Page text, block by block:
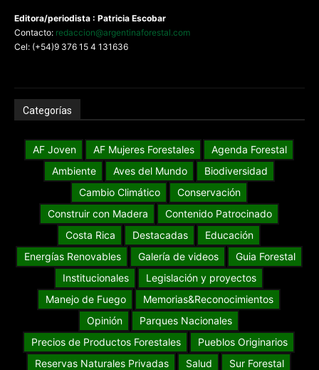
Editora/periodista : Patricia Escobar
Contacto: redaccion@argentinaforestal.com
Cel: (+54)9 376 15 4 131636
Categorías
AF Joven AF Mujeres Forestales
Agenda Forestal
Ambiente
Aves del Mundo
Biodiversidad
Cambio Climático
Conservación
Construir con Madera
Contenido Patrocinado
Costa Rica
Destacadas
Educación
Energías Renovables
Galería de videos
Guia Forestal
Institucionales
Legislación y proyectos
Manejo de Fuego
Memorias&Reconocimientos
Opinión
Parques Nacionales
Precios de Productos Forestales
Pueblos Originarios
Reservas Naturales Privadas
Salud
Sur Forestal